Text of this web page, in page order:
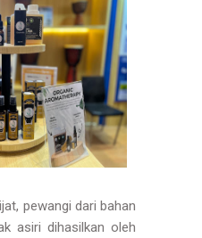
pewangi dari bahan
asiri dihasilkan oleh